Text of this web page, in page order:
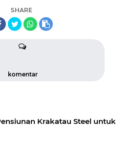
SHARE
komentar
Krakatau Steel untuk